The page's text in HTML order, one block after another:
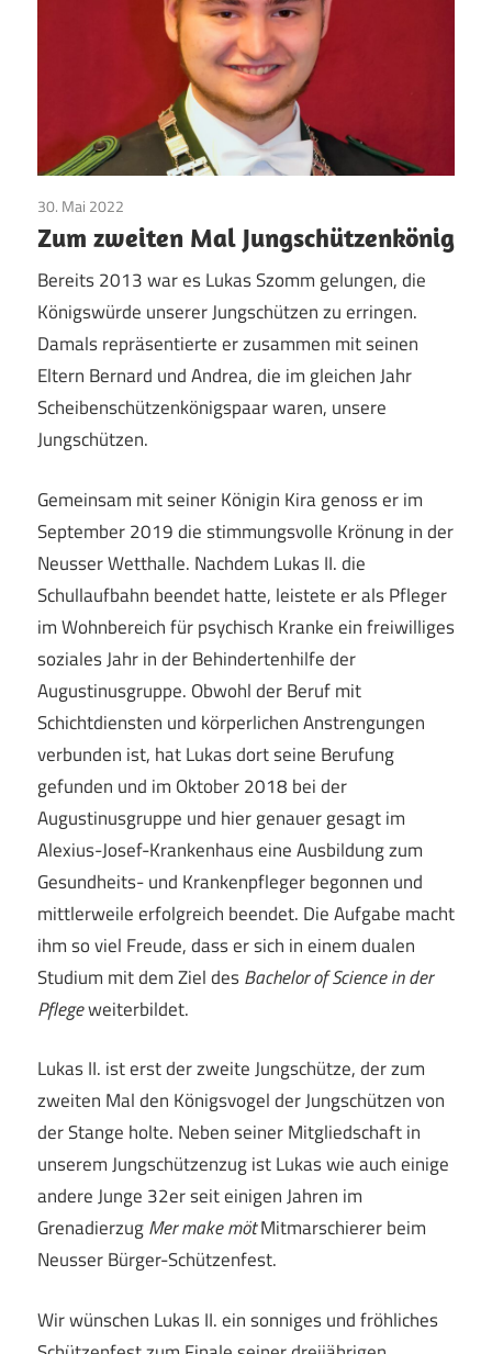
30. Mai 2022
Zum zweiten Mal Jungschützenkönig
Bereits 2013 war es Lukas Szomm gelungen, die
Königswürde unserer Jungschützen zu erringen.
Damals repräsentierte er zusammen mit seinen
Eltern Bernard und Andrea, die im gleichen Jahr
Scheibenschützenkönigspaar waren, unsere
Jungschützen.
Gemeinsam mit seiner Königin Kira genoss er im
September 2019 die stimmungsvolle Krönung in der
Neusser Wetthalle. Nachdem Lukas II. die
Schullaufbahn beendet hatte, leistete er als Pfleger
im Wohnbereich für psychisch Kranke ein freiwilliges
soziales Jahr in der Behindertenhilfe der
Augustinusgruppe. Obwohl der Beruf mit
Schichtdiensten und körperlichen Anstrengungen
verbunden ist, hat Lukas dort seine Berufung
gefunden und im Oktober 2018 bei der
Augustinusgruppe und hier genauer gesagt im
Alexius-Josef-Krankenhaus eine Ausbildung zum
Gesundheits- und Krankenpfleger begonnen und
mittlerweile erfolgreich beendet. Die Aufgabe macht
ihm so viel Freude, dass er sich in einem dualen
Studium mit dem Ziel desBachelor of Science in der
Pflegeweiterbildet.
Lukas II. ist erst der zweite Jungschütze, der zum
zweiten Mal den Königsvogel der Jungschützen von
der Stange holte. Neben seiner Mitgliedschaft in
unserem Jungschützenzug ist Lukas wie auch einige
andere Junge 32er seit einigen Jahren im
GrenadierzugMer make mötMitmarschierer beim
Neusser Bürger-Schützenfest.
Wir wünschen Lukas II. ein sonniges und fröhliches